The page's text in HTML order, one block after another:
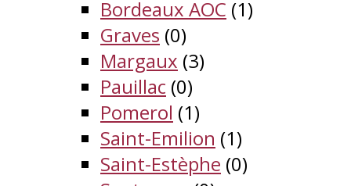
Bordeaux AOC (1)
Graves (0)
Margaux (3)
Pauillac (0)
Pomerol (1)
Saint-Emilion (1)
Saint-Estèphe (0)